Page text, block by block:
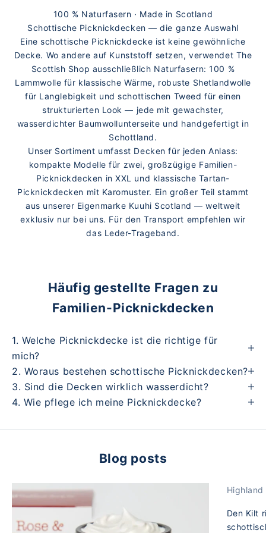
WASSERDICHT
100 % Naturfasern · Made in Scotland
Schottische Picknickdecken — die ganze Auswahl
Eine schottische Picknickdecke ist keine gewöhnliche
Decke. Wo andere auf Kunststoff setzen, verwendet The
Scottish Shop ausschließlich Naturfasern: 100 %
Lammwolle für klassische Wärme, robuste Shetlandwolle
für Langlebigkeit und schottischen Tweed für einen
strukturierten Look — jede mit gewachster,
wasserdichter Baumwollunterseite und handgefertigt in
Schottland.
Unser Sortiment umfasst Decken für jeden Anlass:
kompakte Modelle für zwei, großzügige Familien-
Picknickdecken in XXL und klassische Tartan-
Picknickdecken mit Karomuster. Ein großer Teil stammt
aus unserer Eigenmarke Kuuhi Scotland — weltweit
exklusiv nur bei uns. Für den Transport empfehlen wir
das Leder-Trageband.
Häufig gestellte Fragen zu
Familien-Picknickdecken
1. Welche Picknickdecke ist die richtige für
mich?
2. Woraus bestehen schottische Picknickdecken?
3. Sind die Decken wirklich wasserdicht?
4. Wie pflege ich meine Picknickdecke?
Blog posts
Highland
Den Kilt